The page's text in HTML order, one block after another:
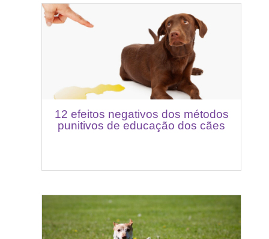
12 efeitos negativos dos métodos
punitivos de educação dos cães